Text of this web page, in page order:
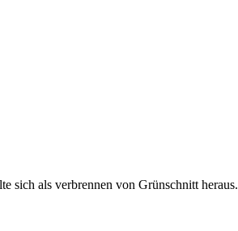
sich als verbrennen von Grünschnitt heraus.